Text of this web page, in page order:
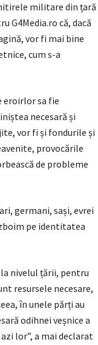
militare din țară
G4Media.ro că, dacă
vor fi mai bine
cum s-a
sa fie
necesară și
vor fi și fondurile și
provocările
de probleme
germani, sași, evrei
pe identitatea
nivelul țării, pentru
resursele necesare,
în unele părți au
odihnei veșnice a
lor”, a mai declarat